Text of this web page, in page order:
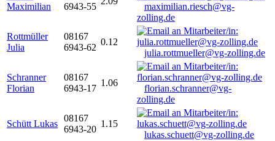
Maximilian
6943-55
maximilian.riesch@vg-
zolling.de
Rottmüller
Julia
08167
6943-62
0.12
julia.rottmueller@vg-zolling.de
Schranner
Florian
08167
6943-17
1.06
florian.schranner@vg-
zolling.de
Schütt Lukas
08167
6943-20
1.15
lukas.schuett@vg-zolling.de